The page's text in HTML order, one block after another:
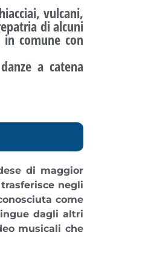
vulcani,
di alcuni
comune con
a catena
di maggior
negli
come
dagli altri
musicali che